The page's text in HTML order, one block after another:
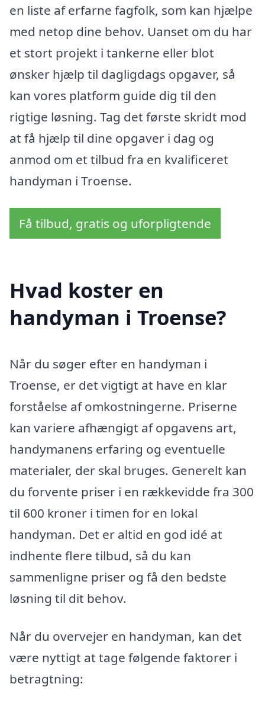
en liste af erfarne fagfolk, som kan hjælpe
med netop dine behov. Uanset om du har
et stort projekt i tankerne eller blot
ønsker hjælp til dagligdags opgaver, så
kan vores platform guide dig til den
rigtige løsning. Tag det første skridt mod
at få hjælp til dine opgaver i dag og
anmod om et tilbud fra en kvalificeret
handyman i Troense.
Få tilbud, gratis og uforpligtende
Hvad koster en
handyman i Troense?
Når du søger efter en handyman i
Troense, er det vigtigt at have en klar
forståelse af omkostningerne. Priserne
kan variere afhængigt af opgavens art,
handymanens erfaring og eventuelle
materialer, der skal bruges. Generelt kan
du forvente priser i en rækkevidde fra 300
til 600 kroner i timen for en lokal
handyman. Det er altid en god idé at
indhente flere tilbud, så du kan
sammenligne priser og få den bedste
løsning til dit behov.
Når du overvejer en handyman, kan det
være nyttigt at tage følgende faktorer i
betragtning: